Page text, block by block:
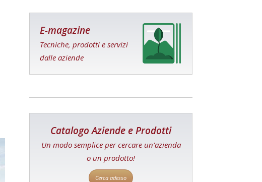
E-magazine
Tecniche, prodotti e servizi
dalle aziende
Catalogo Aziende e Prodotti
Un modo semplice per cercare un'azienda
o un prodotto!
Cerca adesso